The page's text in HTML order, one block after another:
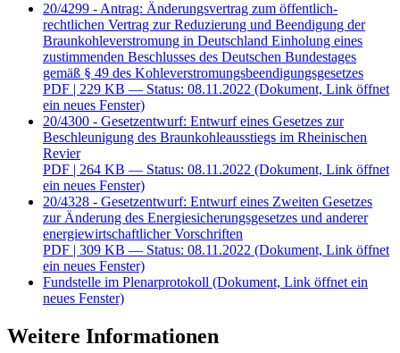
20/4299 - Antrag: Änderungsvertrag zum öffentlich-
rechtlichen Vertrag zur Reduzierung und Beendigung der
Braunkohleverstromung in Deutschland Einholung eines
zustimmenden Beschlusses des Deutschen Bundestages
gemäß § 49 des Kohleverstromungsbeendigungsgesetzes
PDF | 229 KB — Status: 08.11.2022 (Dokument, Link öffnet
ein neues Fenster)
20/4300 - Gesetzentwurf: Entwurf eines Gesetzes zur
Beschleunigung des Braunkohleausstiegs im Rheinischen
Revier
PDF | 264 KB — Status: 08.11.2022 (Dokument, Link öffnet
ein neues Fenster)
20/4328 - Gesetzentwurf: Entwurf eines Zweiten Gesetzes
zur Änderung des Energiesicherungsgesetzes und anderer
energiewirtschaftlicher Vorschriften
PDF | 309 KB — Status: 08.11.2022 (Dokument, Link öffnet
ein neues Fenster)
Fundstelle im Plenarprotokoll (Dokument, Link öffnet ein
neues Fenster)
Weitere Informationen